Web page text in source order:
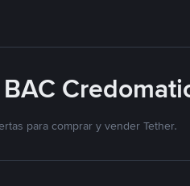
para comprar y vender Tether.